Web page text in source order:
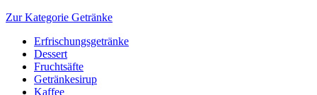
Zur Kategorie Getränke
Erfrischungsgetränke
Dessert
Fruchtsäfte
Getränkesirup
Kaffee